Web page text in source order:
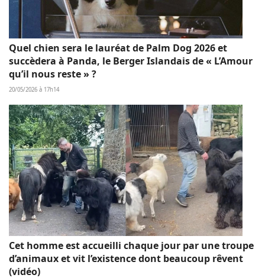
Quel chien sera le lauréat de Palm Dog 2026 et
succèdera à Panda, le Berger Islandais de « L’Amour
qu’il nous reste » ?
20/05/2026 à 17h14
Cet homme est accueilli chaque jour par une troupe
d’animaux et vit l’existence dont beaucoup rêvent
(vidéo)